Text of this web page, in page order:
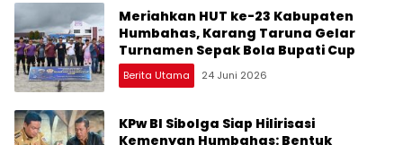
Meriahkan HUT ke-23 Kabupaten
Humbahas, Karang Taruna Gelar
Turnamen Sepak Bola Bupati Cup
Berita Utama 24 Juni 2026
KPw BI Sibolga Siap Hilirisasi
Kemenyan Humbahas: Bentuk